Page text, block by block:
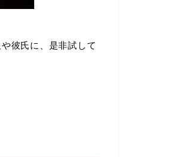
彼氏に、是非試して